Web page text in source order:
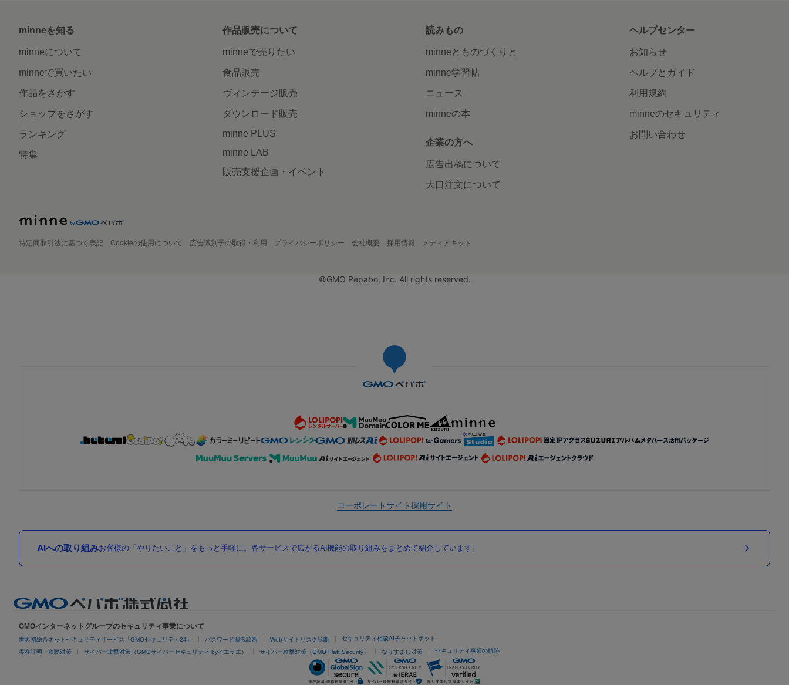
minneを知る
minneについて
minneで買いたい
作品をさがす
ショップをさがす
ランキング
特集
作品販売について
minneで売りたい
食品販売
ヴィンテージ販売
ダウンロード販売
minne PLUS
minne LAB
販売支援企画・イベント
読みもの
minneとものづくりと
minne学習帖
ニュース
minneの本
企業の方へ
広告出稿について
大口注文について
ヘルプセンター
お知らせ
ヘルプとガイド
利用規約
minneのセキュリティ
お問い合わせ
特定商取引法に基づく表記 Cookieの使用について 広告識別子の取得・利用 プライバシーポリシー 会社概要 採用情報 メディアキット
©GMO Pepabo, Inc. All rights reserved.
コーポレートサイト採用サイト
AIへの取り組みお客様の「やりたいこと」をもっと手軽に。各サービスで広がるAI機能の取り組みをまとめて紹介しています。
GMOインターネットグループのセキュリティ事業について
世界初総合ネットセキュリティサービス「GMOセキュリティ24」 パスワード漏洩診断 Webサイトリスク診断 セキュリティ相談AIチャットボット
実在証明・盗聴対策 サイバー攻撃対策（GMOサイバーセキュリティ byイエラエ） サイバー攻撃対策（GMO Flatt Security） なりすまし対策 セキュリティ事業の軌跡